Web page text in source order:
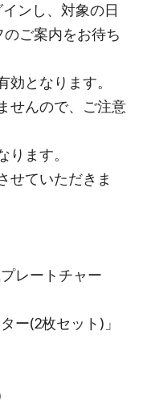
ンし、対象の日
ご案内をお待ち
となります。
せんので、ご注意
ます。
せていただきま
レートチャー
ー(2枚セット)」